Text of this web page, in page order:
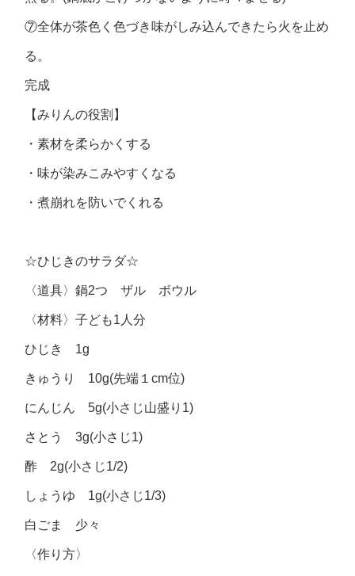
⑦全体が茶色く色づき味がしみ込んできたら火を止め
る。
完成
【みりんの役割】
・素材を柔らかくする
・味が染みこみやすくなる
・煮崩れを防いでくれる
☆ひじきのサラダ☆
〈道具〉鍋2つ ザル ボウル
〈材料〉子ども1人分
ひじき 1g
きゅうり 10g(先端１cm位)
にんじん 5g(小さじ山盛り1)
さとう 3g(小さじ1)
酢 2g(小さじ1/2)
しょうゆ 1g(小さじ1/3)
白ごま 少々
〈作り方〉